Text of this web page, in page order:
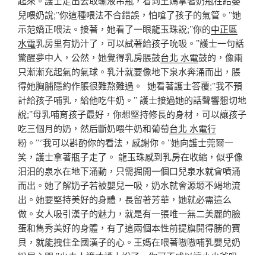
兒喂奶說;’’你這種喂法不合錯誤，怕嗆了孩子的氣管。’’她
示范嬌正喂法。接著，她看了一眼龍玉珠說;’’你的中正區
水電乳房里有奶汁了，可以試著給孩子吮吸。’’護士一句話
驚醒夢中人，公然，她覺得乳房脹鼓台北 水電鼓的，像兩
只漸漸充起氣的氣球。乳汁就要像地下泉水奔涌而出，脹
得她胸脯隱約作脹很難熬難過。 她看著護士答覆;’’我不預
計給孩子哺乳，給他吃牛奶。’’ 護士接過她的話聲響懇切地
說;’’母乳哺育孩子最好，你想堅持修長的身材，可以讓孩子
吃三個月的奶，然后斷奶喂牛奶和葡萄台北 水電行
粉。’’‘’我可以斟酌你的看法，感謝你。’’她向護士莞爾一
笑，護士拿著瓶子走了。 龍玉珠感到乳房在收縮，似乎像
汨汨的泉水在地下涌動，只需掘開一個口兒泉水就會噴涌
而出。她了解奶子若被嬰兒一吸，奶水就會源塬不竭地流
出。她要堅持美好的身體，長留著芳華，她就必需這么
做。女人吸引漢子的魅力，就是有一張唯一無二美麗的臉
蛋和雋秀美好的身體，有了這兩個本性前提旗開得勝的寶
貝，就能拽住全國漢子的心。王媽在喂著嗷嗷哺乳嬰兒奶